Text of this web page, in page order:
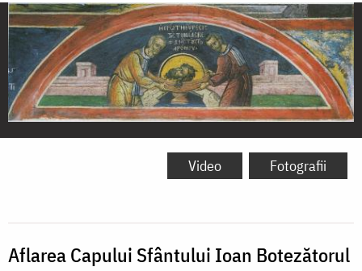
Aflarea
Ioan
Botezătorul
Video Fotografii
Aflarea Capului Sfântului Ioan Botezătorul